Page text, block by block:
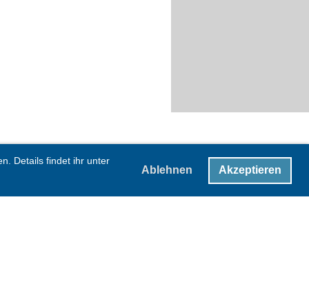
Details findet ihr unter
Ablehnen Akzeptieren